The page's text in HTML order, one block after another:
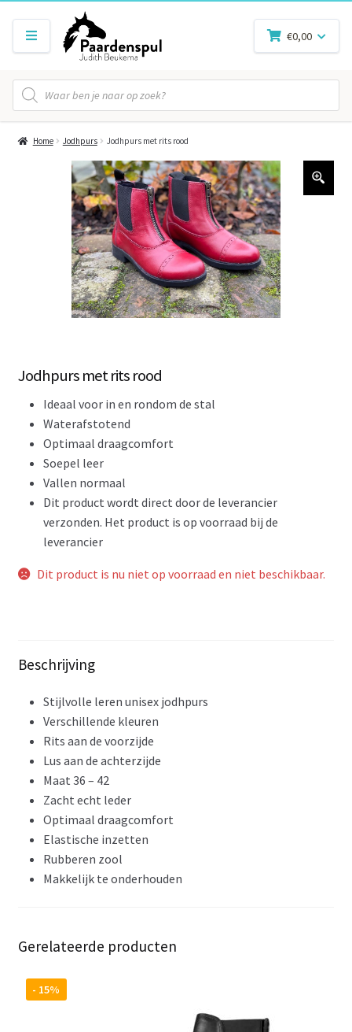
Producten
zoeken
€0,00
Home Jodhpurs Jodhpurs met rits rood
Jodhpurs met rits rood
Ideaal voor in en rondom de stal
Waterafstotend
Optimaal draagcomfort
Soepel leer
Vallen normaal
Dit product wordt direct door de leverancier
verzonden. Het product is op voorraad bij de
leverancier
Dit product is nu niet op voorraad en niet beschikbaar.
Beschrijving
Stijlvolle leren unisex jodhpurs
Verschillende kleuren
Rits aan de voorzijde
Lus aan de achterzijde
Maat 36 – 42
Zacht echt leder
Optimaal draagcomfort
Elastische inzetten
Rubberen zool
Makkelijk te onderhouden
Gerelateerde producten
- 15%